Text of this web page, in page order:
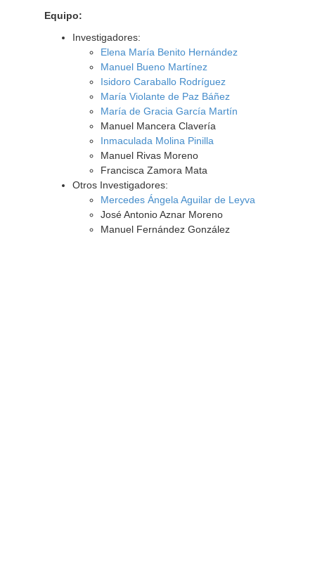
Equipo:
Investigadores:
Elena María Benito Hernández
Manuel Bueno Martínez
Isidoro Caraballo Rodríguez
María Violante de Paz Báñez
María de Gracia García Martín
Manuel Mancera Clavería
Inmaculada Molina Pinilla
Manuel Rivas Moreno
Francisca Zamora Mata
Otros Investigadores:
Mercedes Ángela Aguilar de Leyva
José Antonio Aznar Moreno
Manuel Fernández González